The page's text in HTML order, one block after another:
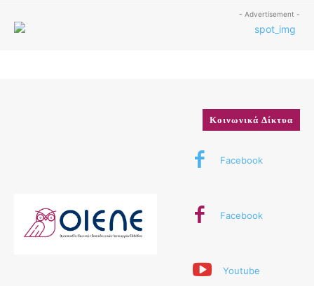
- Advertisement -
Κοινωνικά Δίκτυα
Facebook
Facebook
Youtube